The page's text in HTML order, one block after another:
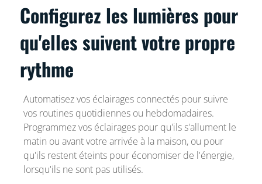
Configurez les lumières pour
qu'elles suivent votre propre
rythme
Automatisez vos éclairages connectés pour suivre
vos routines quotidiennes ou hebdomadaires.
Programmez vos éclairages pour qu'ils s'allument le
matin ou avant votre arrivée à la maison, ou pour
qu'ils restent éteints pour économiser de l'énergie,
lorsqu'ils ne sont pas utilisés.